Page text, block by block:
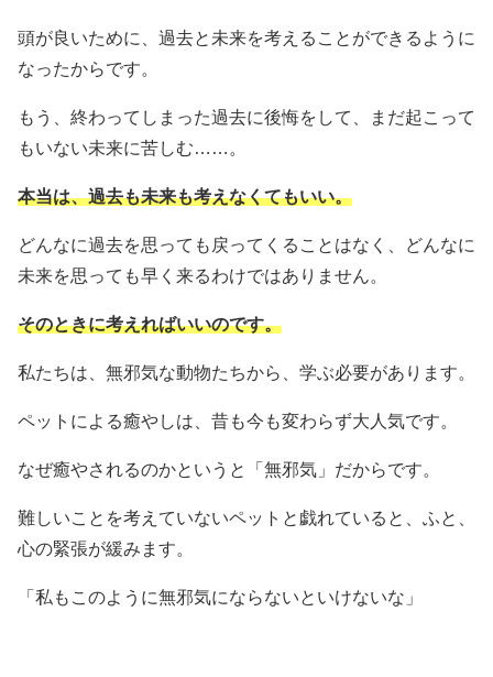
頭が良いために、過去と未来を考えることができるように
なったからです。
もう、終わってしまった過去に後悔をして、まだ起こって
もいない未来に苦しむ……。
本当は、過去も未来も考えなくてもいい。
どんなに過去を思っても戻ってくることはなく、どんなに
未来を思っても早く来るわけではありません。
そのときに考えればいいのです。
私たちは、無邪気な動物たちから、学ぶ必要があります。
ペットによる癒やしは、昔も今も変わらず大人気です。
なぜ癒やされるのかというと「無邪気」だからです。
難しいことを考えていないペットと戯れていると、ふと、
心の緊張が緩みます。
「私もこのように無邪気にならないといけないな」